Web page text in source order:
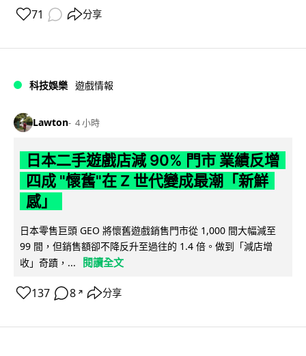
71 分享
科技娛樂 遊戲情報
Lawton 4 小時
日本二手遊戲店減 90% 門市 業績反增
四成 "懷舊"在 Z 世代變成最潮「新鮮
感」
日本零售巨頭 GEO 將懷舊遊戲銷售門市從 1,000 間大幅減至
99 間，但銷售額卻不降反升至過往的 1.4 倍。做到「減店增
收」奇蹟，...
閱讀全文
137 8 ↗ 分享